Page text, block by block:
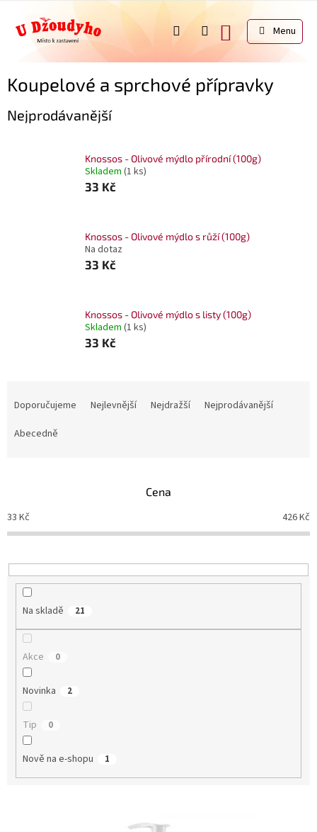
obsah
NÁKUPNÍ
KOŠÍK
Koupelové a sprchové přípravky
Nejprodávanější
Knossos - Olivové mýdlo přírodní (100g)
Skladem (1 ks)
33 Kč
Knossos - Olivové mýdlo s růží (100g)
Na dotaz
33 Kč
Knossos - Olivové mýdlo s listy (100g)
Skladem (1 ks)
33 Kč
o
d
k
t
Doporučujeme Nejlevnější Nejdražší
Nejprodávanější
Abecedně
Cena
33 Kč 426Kč
Na skladě 21
Akce 0
Novinka 2
Tip 0
Nově na e-shopu 1